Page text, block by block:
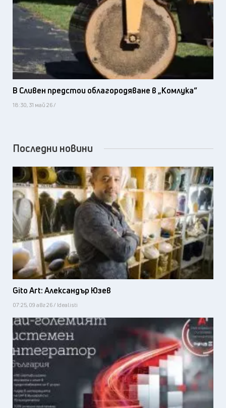
В Сливен предстои облагородяване в „Комлука“
18:30, 31 май 26 /
Последни новини
Gito Art: Александър Юзев
07:25, 09 авг 26 / Idealisti